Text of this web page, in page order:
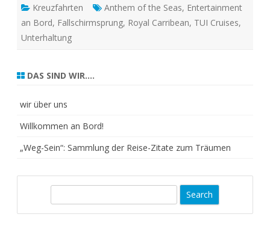
Kreuzfahrten Anthem of the Seas, Entertainment
an Bord, Fallschirmsprung, Royal Carribean, TUI Cruises,
Unterhaltung
DAS SIND WIR….
wir über uns
Willkommen an Bord!
„Weg-Sein“: Sammlung der Reise-Zitate zum Träumen